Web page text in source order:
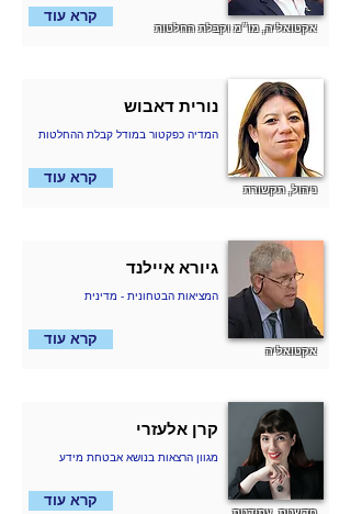
קרא עוד
אקטואליה, מו״מ וקבלת החלטות
קרא עוד
ניהול, תקשורת
נורית דאבוש
המדיה כפקטור במודל קבלת ההחלטות
קרא עוד
אקטואליה
גיורא איילנד
המציאות הבטחונית - מדינית
קרא עוד
קרן אלעזרי
מגוון הרצאות בנושא אבטחת מידע